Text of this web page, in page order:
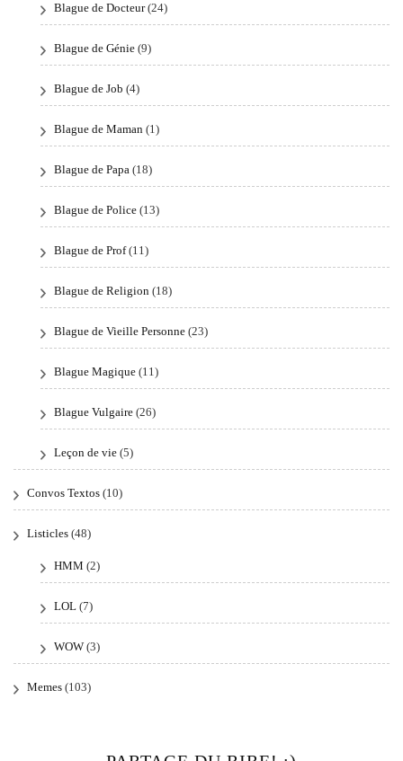
Blague de Docteur(24)
Blague de Génie (9)
Blague de Job (4)
Blague de Maman (1)
Blague de Papa (18)
Blague de Police (13)
Blague de Prof(11)
Blague de Religion (18)
Blague de Vieille Personne (23)
Blague Magique (11)
Blague Vulgaire (26)
Leçon de vie (5)
Convos Textos (10)
Listicles (48)
HMM (2)
LOL (7)
WOW (3)
Memes (103)